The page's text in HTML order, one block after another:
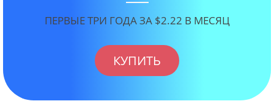
ПЕРВЫЕ ТРИ ГОДА ЗА $2.22 В МЕСЯЦ
КУПИТЬ